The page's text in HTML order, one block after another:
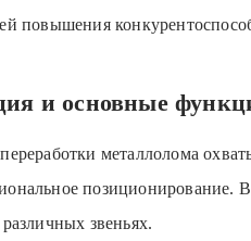
повышения
и основные
металлолома
позиционирование.
звеньях.